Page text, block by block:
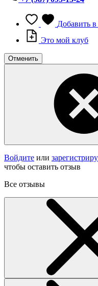
Добавить
Это мой клуб
Отменить
Войдите или
чтобы оставить отзыв
Все отзывы